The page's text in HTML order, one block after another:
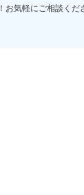
お気軽にご相談く